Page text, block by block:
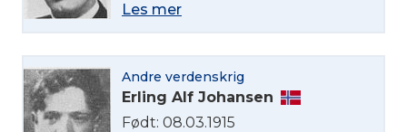
Les mer
Andre verdenskrig
Erling Alf Johansen
Født: 08.03.1915